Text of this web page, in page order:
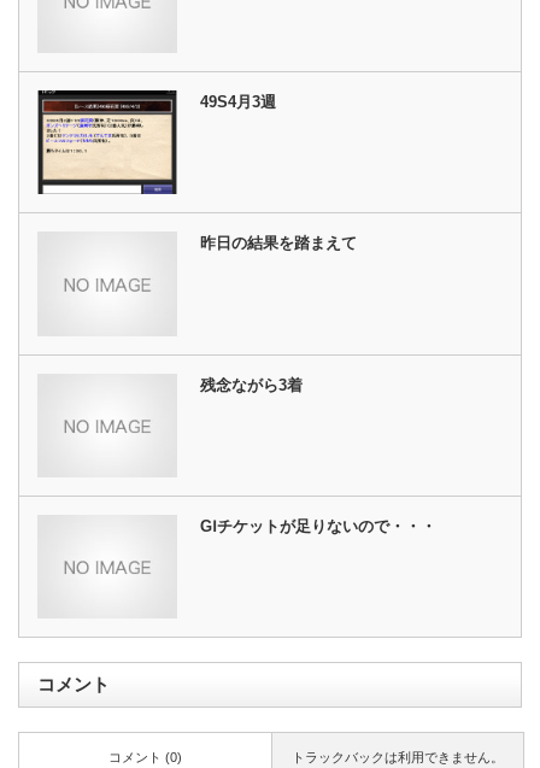
49S4月3週
昨日の結果を踏まえて
残念ながら3着
GⅠチケットが足りないので・・・
コメント
トラックバックは利用できません。
コメント (0)